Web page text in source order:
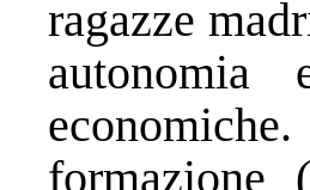
ragazze
autonomia
formazione